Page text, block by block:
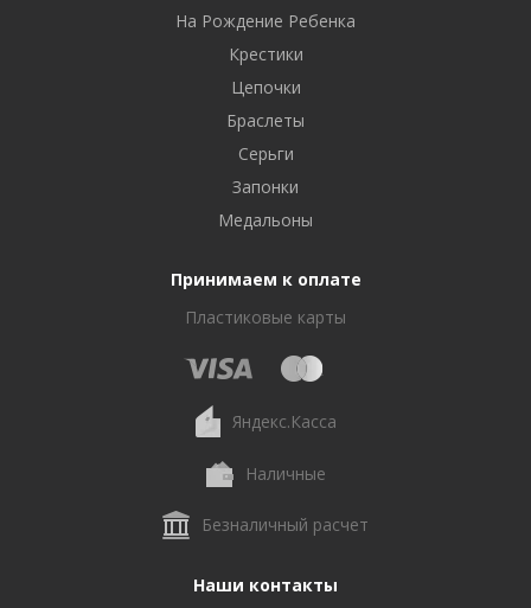
На Рождение Ребенка
Крестики
Цепочки
Браслеты
Серьги
Запонки
Медальоны
Принимаем к оплате
Пластиковые карты
Яндекс.Касса
Наличные
Безналичный расчет
Наши контакты